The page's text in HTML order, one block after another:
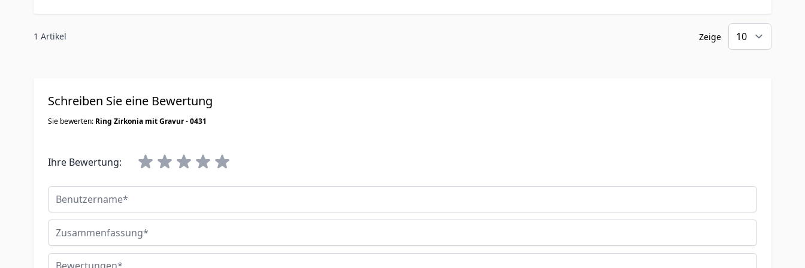
1 Artikel Zeige
Schreiben Sie eine Bewertung
Sie bewerten: Ring Zirkonia mit Gravur - 0431
Ihre Bewertung:
Benutzername
Zusammenfassung
Bewertungen